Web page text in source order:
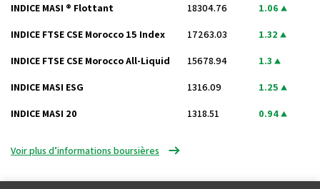
INDICE MASI ® Flottant 18304.76 1.06
INDICE FTSE CSE Morocco 15 Index 17263.03 1.32
INDICE FTSE CSE Morocco All-Liquid 15678.94 1.3
INDICE MASI ESG 1316.09 1.25
INDICE MASI 20 1318.51 0.94
Voir plus d’informations boursières